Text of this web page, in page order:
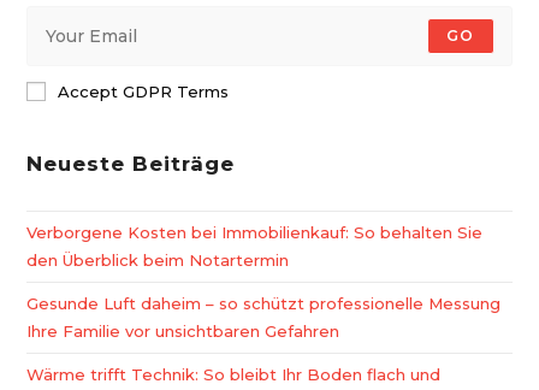
GO
Accept GDPR Terms
Neueste Beiträge
Verborgene Kosten bei Immobilienkauf: So behalten Sie
den Überblick beim Notartermin
Gesunde Luft daheim – so schützt professionelle Messung
Ihre Familie vor unsichtbaren Gefahren
Wärme trifft Technik: So bleibt Ihr Boden flach und